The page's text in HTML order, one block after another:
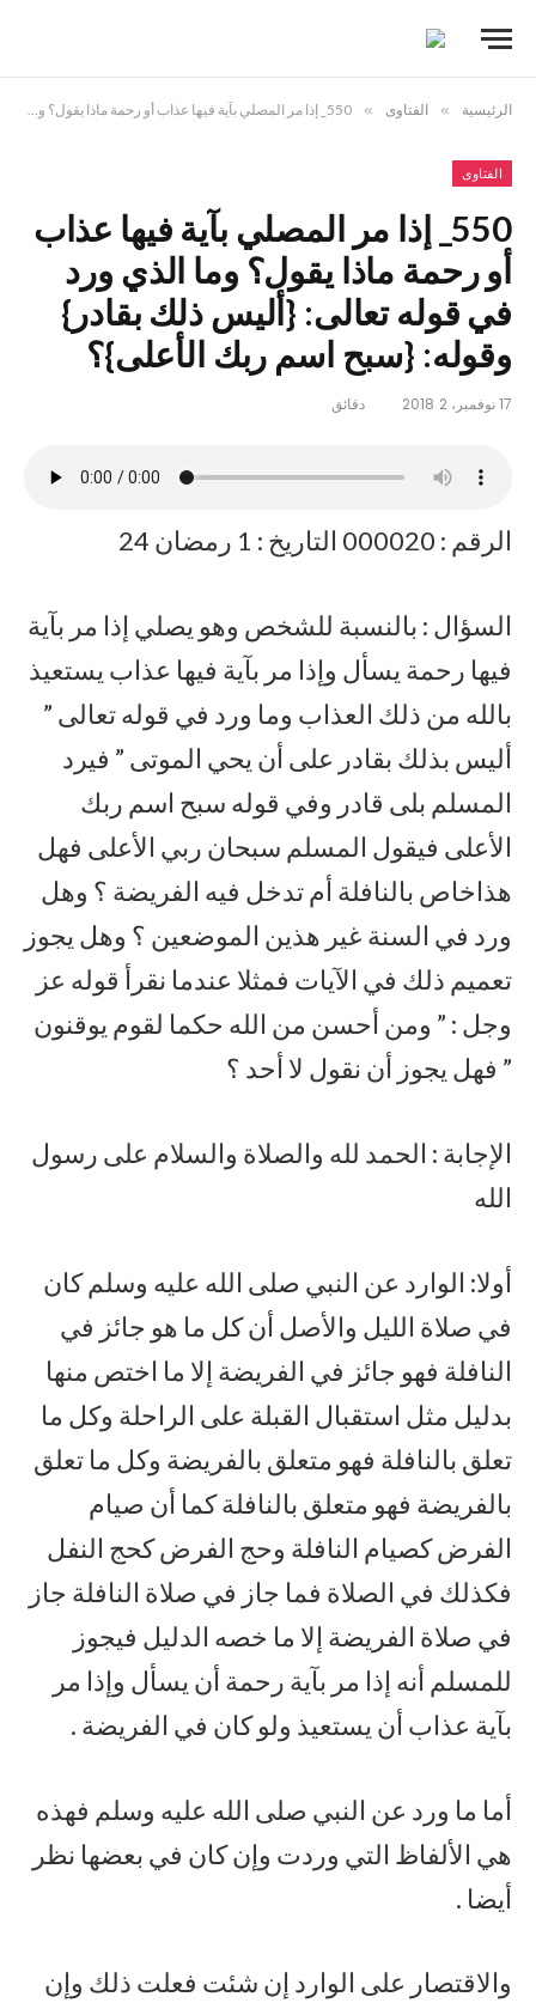
الرئيسية » الفتاوى » 550_ إذا مر المصلي بآية فيها عذاب أو رحمة ماذا يقول؟ وما الذي ورد في قوله تعالى: {أليس ذلك بقادر} وقوله: {سبح اسم ربك الأعلى}؟
الفتاوى
550_ إذا مر المصلي بآية فيها عذاب
أو رحمة ماذا يقول؟ وما الذي ورد
في قوله تعالى: {أليس ذلك بقادر}
وقوله: {سبح اسم ربك الأعلى}؟
17 نوفمبر، 2018 2 دقائق
الرقم : 000020 التاريخ : 1 رمضان 24
السؤال : بالنسبة للشخص وهو يصلي إذا مر بآية
فيها رحمة يسأل وإذا مر بآية فيها عذاب يستعيذ
بالله من ذلك العذاب وما ورد في قوله تعالى ”
أليس بذلك بقادر على أن يحي الموتى ” فيرد
المسلم بلى قادر وفي قوله سبح اسم ربك
الأعلى فيقول المسلم سبحان ربي الأعلى فهل
هذاخاص بالنافلة أم تدخل فيه الفريضة ؟ وهل
ورد في السنة غير هذين الموضعين ؟ وهل يجوز
تعميم ذلك في الآيات فمثلا عندما نقرأ قوله عز
وجل : ” ومن أحسن من الله حكما لقوم يوقنون
” فهل يجوز أن نقول لا أحد ؟
الإجابة : الحمد لله والصلاة والسلام على رسول
الله
أولا: الوارد عن النبي صلى الله عليه وسلم كان
في صلاة الليل والأصل أن كل ما هو جائز في
النافلة فهو جائز في الفريضة إلا ما اختص منها
بدليل مثل استقبال القبلة على الراحلة وكل ما
تعلق بالنافلة فهو متعلق بالفريضة وكل ما تعلق
بالفريضة فهو متعلق بالنافلة كما أن صيام
الفرض كصيام النافلة وحج الفرض كحج النفل
فكذلك في الصلاة فما جاز في صلاة النافلة جاز
في صلاة الفريضة إلا ما خصه الدليل فيجوز
للمسلم أنه إذا مر بآية رحمة أن يسأل وإذا مر
بآية عذاب أن يستعيذ ولو كان في الفريضة .
أما ما ورد عن النبي صلى الله عليه وسلم فهذه
هي الألفاظ التي وردت وإن كان في بعضها نظر
أيضا .
والاقتصار على الوارد إن شئت فعلت ذلك وإن